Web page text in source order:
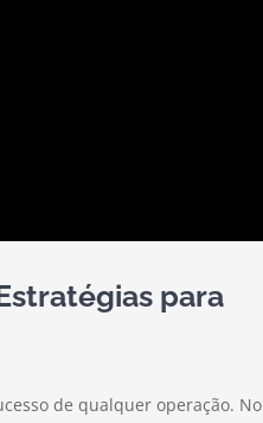
para
de qualquer operação. No